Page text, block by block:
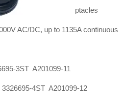
ptacles
AC/DC, up to 1135A continuous
3ST A201099-11
3326695-4ST A201099-12